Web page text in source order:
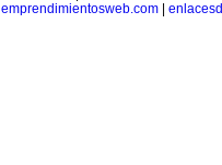
emprendimientosweb.com